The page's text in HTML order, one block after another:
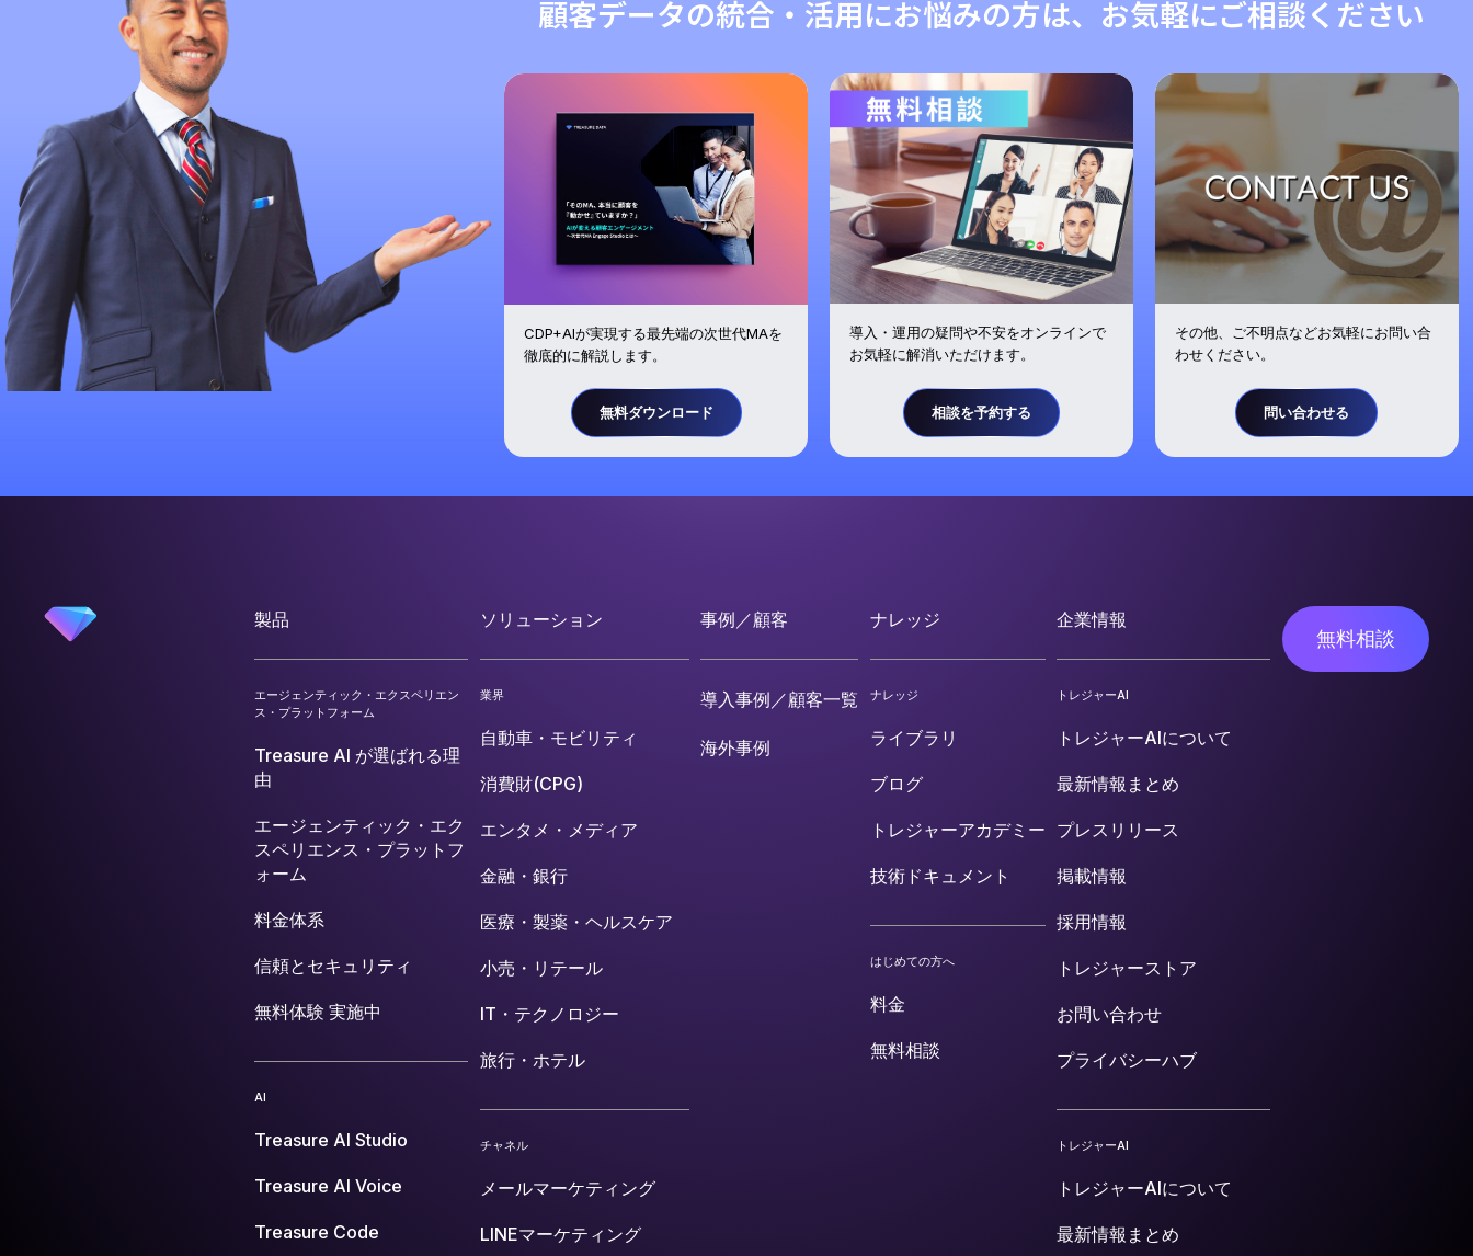
顧客データの統合・活用にお悩みの方は、お気軽にご相談ください
CDP+AIが実現する最先端の次世代MAを
徹底的に解説します。
無料ダウンロード
導入・運用の疑問や不安をオンラインで
お気軽に解消いただけます。
相談を予約する
その他、ご不明点などお気軽にお問い合
わせください。
問い合わせる
製品
エージェンティック・エクスペリエン
ス・プラットフォーム
Treasure AI が選ばれる理
由
エージェンティック・エク
スペリエンス・プラットフ
ォーム
料金体系
信頼とセキュリティ
無料体験 実施中
AI
Treasure AI Studio
Treasure AI Voice
Treasure Code
ソリューション
業界
自動車・モビリティ
消費財(CPG)
エンタメ・メディア
金融・銀行
医療・製薬・ヘルスケア
小売・リテール
IT・テクノロジー
旅行・ホテル
チャネル
メールマーケティング
LINEマーケティング
事例／顧客
導入事例／顧客一覧
海外事例
ナレッジ
ナレッジ
ライブラリ
ブログ
トレジャーアカデミー
技術ドキュメント
はじめての方へ
料金
無料相談
企業情報
トレジャーAI
トレジャーAIについて
最新情報まとめ
プレスリリース
掲載情報
採用情報
トレジャーストア
お問い合わせ
プライバシーハブ
トレジャーAI
トレジャーAIについて
最新情報まとめ
無料相談